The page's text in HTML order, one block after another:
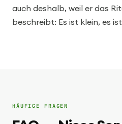
auch deshalb, weil er das
beschreibt: Es ist klein, es
HÄUFIGE FRAGEN